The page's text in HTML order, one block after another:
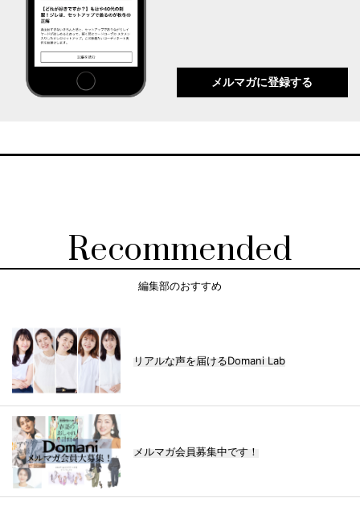
メルマガに登録する
Recommended
編集部のおすすめ
リアルな声を届けるDomani Lab
メルマガ会員募集中です！